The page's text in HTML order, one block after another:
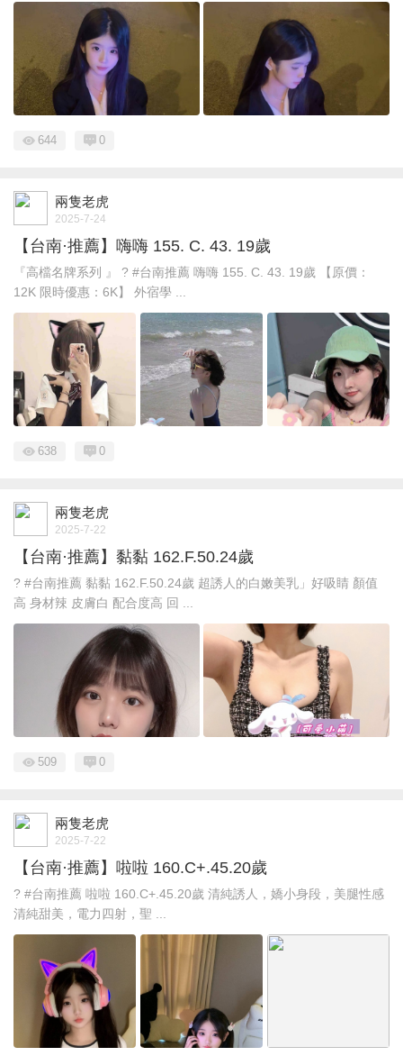
644 0
兩隻老虎
2025-7-24
【台南·推薦】嗨嗨 155. C. 43. 19歲
『高檔名牌系列 』 ? #台南推薦 嗨嗨 155. C. 43. 19歲 【原價：
12K 限時優惠：6K】 外宿學 ...
638 0
兩隻老虎
2025-7-22
【台南·推薦】黏黏 162.F.50.24歲
? #台南推薦 黏黏 162.F.50.24歲 超誘人的白嫩美乳」好吸睛 顏值
高 身材辣 皮膚白 配合度高 回 ...
509 0
兩隻老虎
2025-7-22
【台南·推薦】啦啦 160.C+.45.20歲
? #台南推薦 啦啦 160.C+.45.20歲 清純誘人，嬌小身段，美腿性感
清純甜美，電力四射，聖 ...